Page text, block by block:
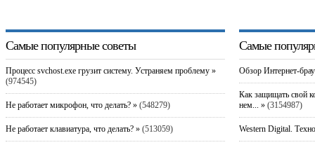
Самые популярные советы
Процесс svchost.exe грузит систему. Устраняем проблему »
(974545)
Не работает микрофон, что делать? »(548279)
Не работает клавиатура, что делать? »(513059)
Самые
Обзор Интернет-
Как защищать свой
нем... »(3154987)
Western Digital.